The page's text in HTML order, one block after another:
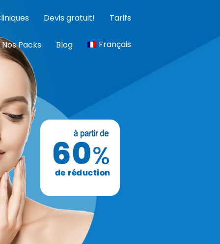
Devis gratuit! Tarifs
Nos Packs Blog Français